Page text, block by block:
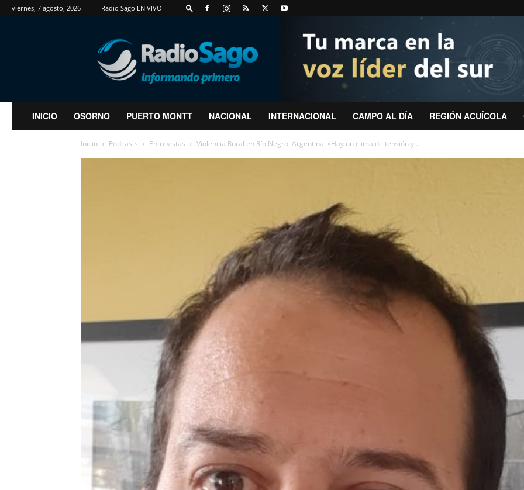
viernes, 7 agosto, 2026 Radio Sago EN VIVO
RadioSago
INICIO OSORNO PUERTO MONTT NACIONAL INTERNACIONAL CAMPO AL DÍA REGIÓN ACUÍCOLA
Inicio Podcasts Entrevistas Violencia Rural en Río Negro, Argentina: «Hay un clima de tensión y...